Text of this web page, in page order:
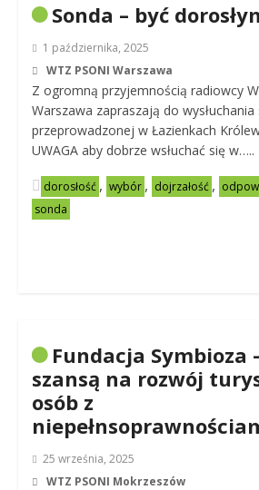
Sonda – być
1 października, 2025
WTZ PSONI Warszawa
Z ogromną przyjemnością radiowcy
Warszawa zapraszają do wysłuchania
przeprowadzonej w Łazienkach
UWAGA aby dobrze wsłuchać się w…..
dorosłość , wybór , dojrzałość ,
sonda
Fundacja Symbioza
szansą na rozwój
osób z
25 września, 2025
WTZ PSONI Mokrzeszów